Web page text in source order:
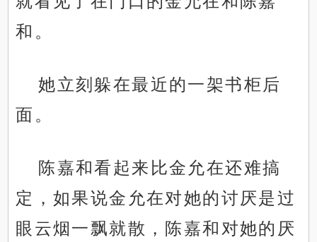
和。
她立刻躲在最近的一架书柜后
面。
陈嘉和看起来比金允在还难搞
定，如果说金允在对她的讨厌是过
眼云烟一飘就散，陈嘉和对她的厌